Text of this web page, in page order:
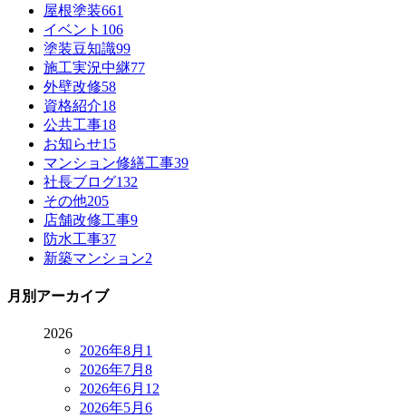
屋根塗装661
イベント 106
塗装豆知識99
施工実況中継77
外壁改修58
資格紹介18
公共工事18
お知らせ15
マンション修繕工事39
社長ブログ132
その他205
店舗改修工事9
防水工事37
新築マンション2
月別アーカイブ
2026
2026年8月 1
2026年7月 8
2026年6月 12
2026年5月 6